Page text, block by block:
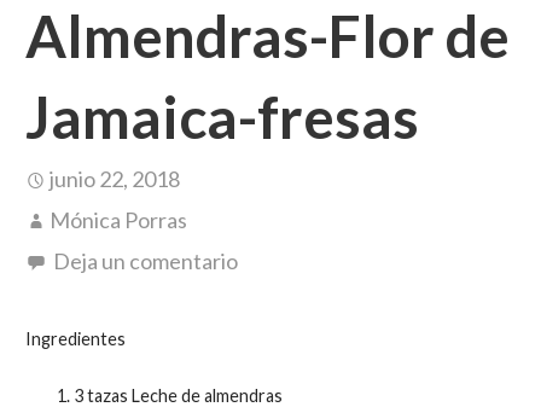
Almendras-Flor de
Jamaica-fresas
junio 22, 2018
Mónica Porras
Deja un comentario
Ingredientes
3 tazas Leche de almendras